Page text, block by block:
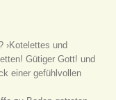
›Kotelettes und
Gütiger Gott! und
einer gefühlvollen